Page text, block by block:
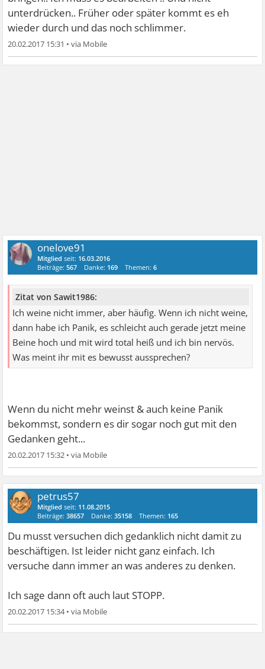
unterdrücken.. Früher oder später kommt es eh
wieder durch und das noch schlimmer.
20.02.2017 15:31 •
onelove91
Mitglied seit: 16.03.2016
Beiträge:567 Danke: 169 Themen:6
Zitat von Sawit1986:
Ich weine nicht immer, aber häufig. Wenn ich nicht weine,
dann habe ich Panik, es schleicht auch gerade jetzt meine
Beine hoch und mit wird total heiß und ich bin nervös.
Was meint ihr mit es bewusst aussprechen?
Wenn du nicht mehr weinst & auch keine Panik
bekommst, sondern es dir sogar noch gut mit den
Gedanken geht...
20.02.2017 15:32 •
petrus57
Mitglied seit: 11.08.2015
Beiträge:38657 Danke:35158 Themen: 165
Du musst versuchen dich gedanklich nicht damit zu
beschäftigen. Ist leider nicht ganz einfach. Ich
versuche dann immer an was anderes zu denken.
Ich sage dann oft auch laut STOPP.
20.02.2017 15:34•